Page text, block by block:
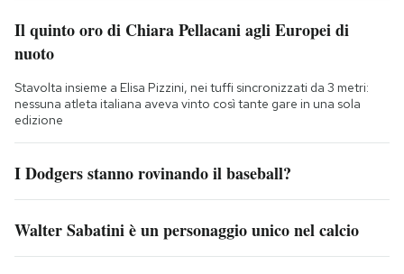
Il quinto oro di Chiara Pellacani agli Europei di
nuoto
Stavolta insieme a Elisa Pizzini, nei tuffi sincronizzati da 3 metri:
nessuna atleta italiana aveva vinto così tante gare in una sola
edizione
I Dodgers stanno rovinando il baseball?
Walter Sabatini è un personaggio unico nel calcio